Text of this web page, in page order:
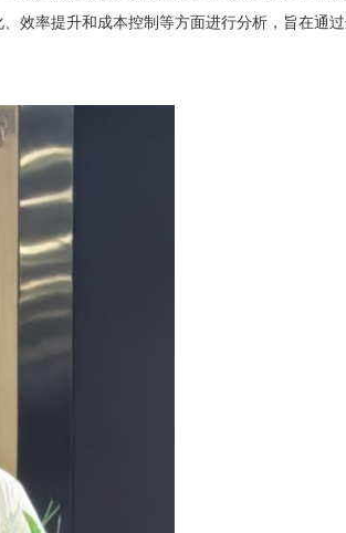
效率提升和成本控制等方面进行分析，旨在通